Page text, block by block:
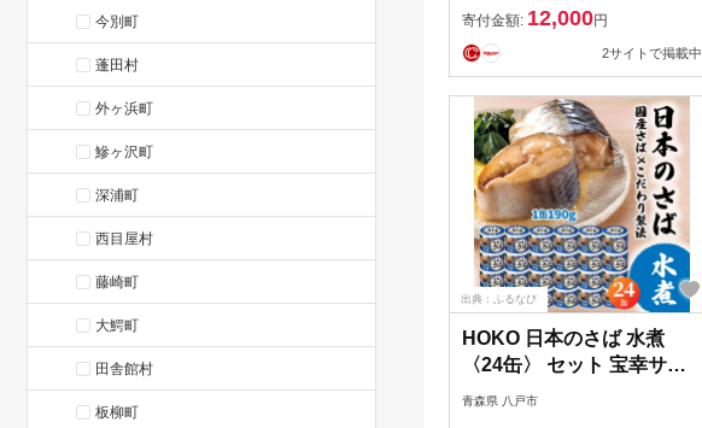
今別町
蓬田村
外ヶ浜町
鰺ヶ沢町
深浦町
西目屋村
藤崎町
大鰐町
田舎館村
板柳町
缶・24缶＞ HOKO 宝幸
青森県 八戸市
寄付金額: 12,000円
2サイトで掲載中
出典：ふるなび
HOKO 日本のさば 水煮
〈24缶〉 セット 宝幸サバ
缶過去10年間出荷数2億6千
青森県 八戸市